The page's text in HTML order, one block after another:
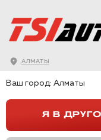
АЛМАТЫ
ШУМОИЗОЛЯЦИЯ
Ваш город: Алматы
Я В